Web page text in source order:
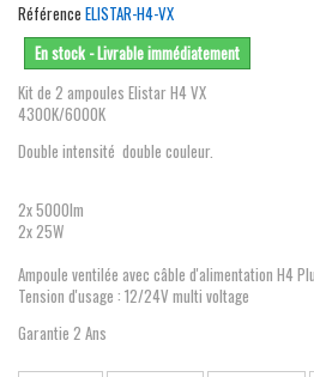
Référence ELISTAR-H4-VX
En stock - Livrable immédiatement
Kit de 2 ampoules Elistar H4 VX
4300K/6000K
Double intensité double couleur.
2x 5000lm
2x 25W
Ampoule ventilée avec câble d'alimentation H4
Tension d'usage : 12/24V multi voltage
Garantie 2 Ans